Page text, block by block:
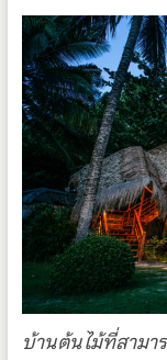
บ้านต้นไม้ที่สามา